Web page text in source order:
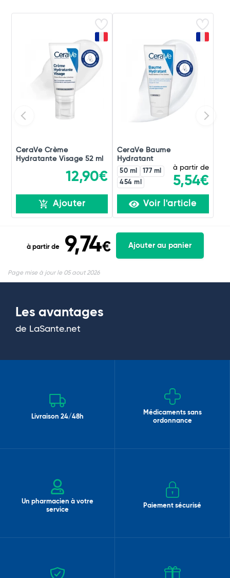
CeraVe Crème
Hydratante Visage 52 ml
12,90€
Ajouter
CeraVe Baume
Hydratant
50 ml
177 ml
454 ml
à partir de
5,54€
Voir l'article
à partir de 9,74€ Ajouter au panier
Page mise à jour le 05 aout 2026
Les avantages
de LaSante.net
Livraison 24/48h
Médicaments sans
ordonnance
Un pharmacien à votre
service
Paiement sécurisé